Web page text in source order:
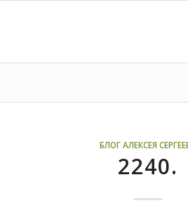
БЛОГ АЛЕКСЕЯ
2240.